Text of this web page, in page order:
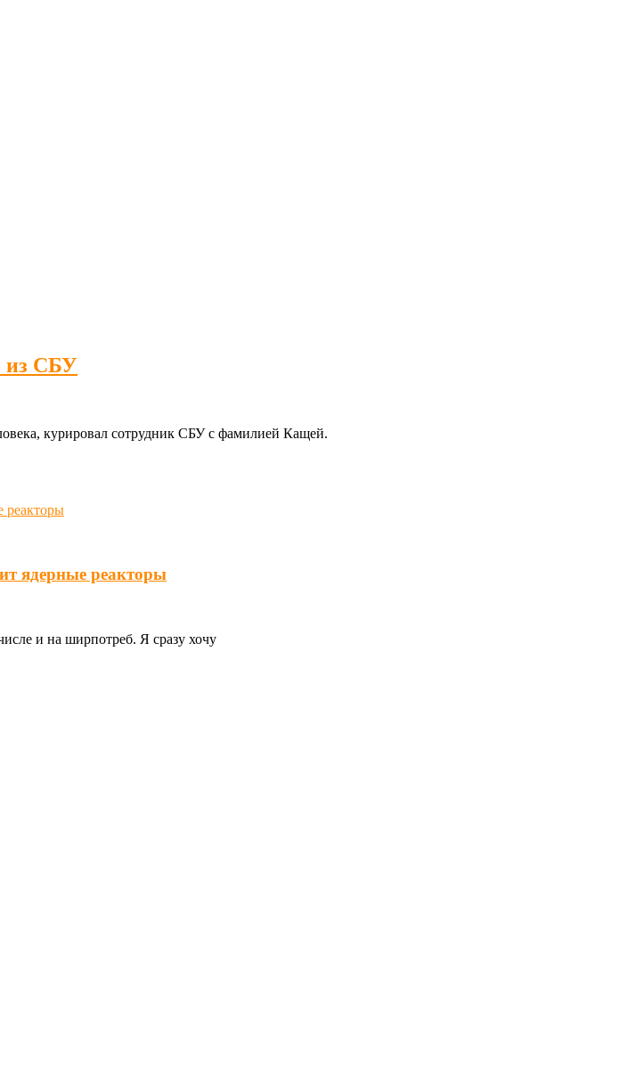
из СБУ
курировал сотрудник СБУ с фамилией Кащей.
ядерные реакторы
и на ширпотреб. Я сразу хочу